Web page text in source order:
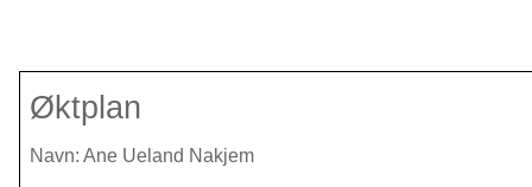
Øktplan
Navn: Ane Ueland Nakjem